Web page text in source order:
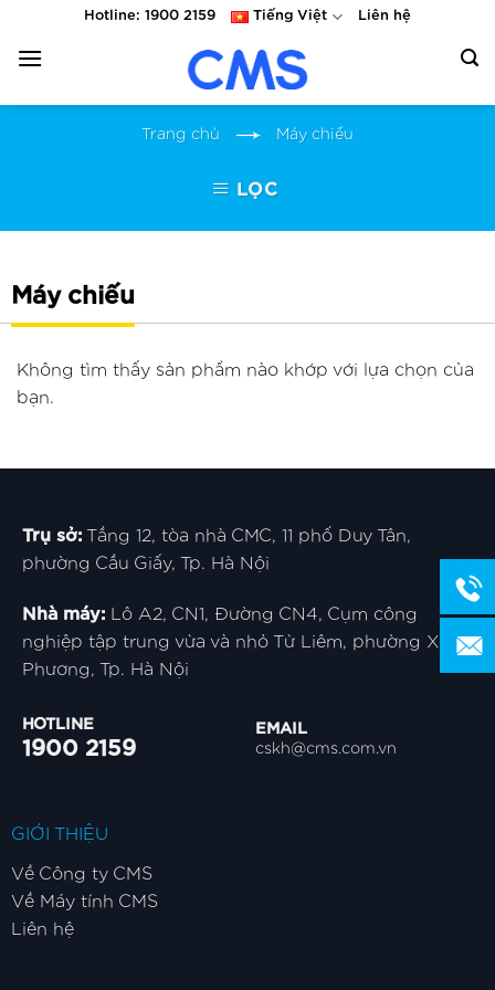
content
Hotline: 1900 2159 Tiếng Việt Liên hệ
Trang chủ Máy chiếu
LỌC
Máy chiếu
Không tìm thấy sản phẩm nào khớp với lựa chọn của
bạn.
Trụ sở:Tầng 12, tòa nhà CMC, 11 phố Duy Tân,
phường Cầu Giấy, Tp. Hà Nội
Nhà máy:Lô A2, CN1, Đường CN4, Cụm công
nghiệp tập trung vừa và nhỏ Từ Liêm, phường Xuân
Phương, Tp. Hà Nội
HOTLINE
1900 2159
EMAIL
cskh@cms.com.vn
GIỚI THIỆU
Về Công ty CMS
Về Máy tính CMS
Liên hệ